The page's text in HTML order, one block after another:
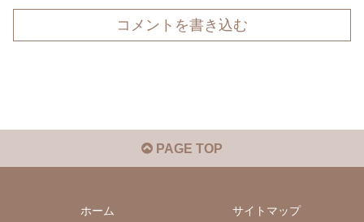
コメントを書き込む
PAGE TOP
ホーム
サイトマップ